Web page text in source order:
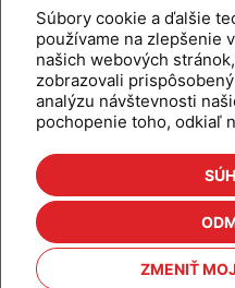
Súbory cookie a ďalšie
používame na zlepšenie
našich webových
zobrazovali
analýzu návštevnosti
pochopenie toho, odkiaľ
ZMENIŤ
Domov
Aktuality
Kalkulačky
Na stiahnutie